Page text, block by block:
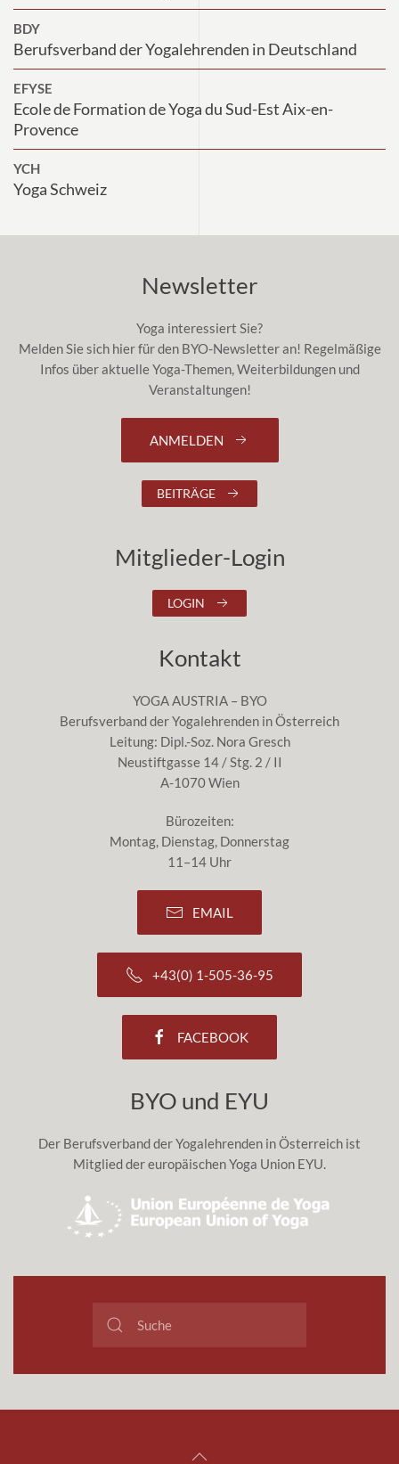
BDY
Berufsverband der Yogalehrenden in Deutschland
EFYSE
Ecole de Formation de Yoga du Sud-Est Aix-en-
Provence
YCH
Yoga Schweiz
Newsletter
Yoga interessiert Sie?
Melden Sie sich hier für den BYO-Newsletter an! Regelmäßige
Infos über aktuelle Yoga-Themen, Weiterbildungen und
Veranstaltungen!
ANMELDEN
BEITRÄGE
Mitglieder-Login
LOGIN
Kontakt
YOGA AUSTRIA – BYO
Berufsverband der Yogalehrenden in Österreich
Leitung: Dipl.-Soz. Nora Gresch
Neustiftgasse 14 / Stg. 2 / II
A-1070 Wien
Bürozeiten:
Montag, Dienstag, Donnerstag
11–14 Uhr
EMAIL
+43(0) 1-505-36-95
FACEBOOK
BYO und EYU
Der Berufsverband der Yogalehrenden in Österreich ist
Mitglied der europäischen Yoga Union EYU.